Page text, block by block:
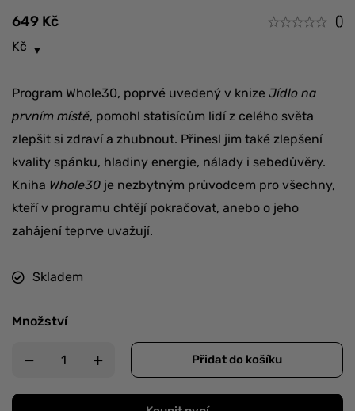
649 Kč
()
Kč
Program Whole30, poprvé uvedený v knize Jídlo na
prvním místě, pomohl statisícům lidí z celého světa
zlepšit si zdraví a zhubnout. Přinesl jim také zlepšení
kvality spánku, hladiny energie, nálady i sebedůvěry.
Kniha Whole30 je nezbytným průvodcem pro všechny,
kteří v programu chtějí pokračovat, anebo o jeho
zahájení teprve uvažují.
Skladem
Množství
Přidat do košíku